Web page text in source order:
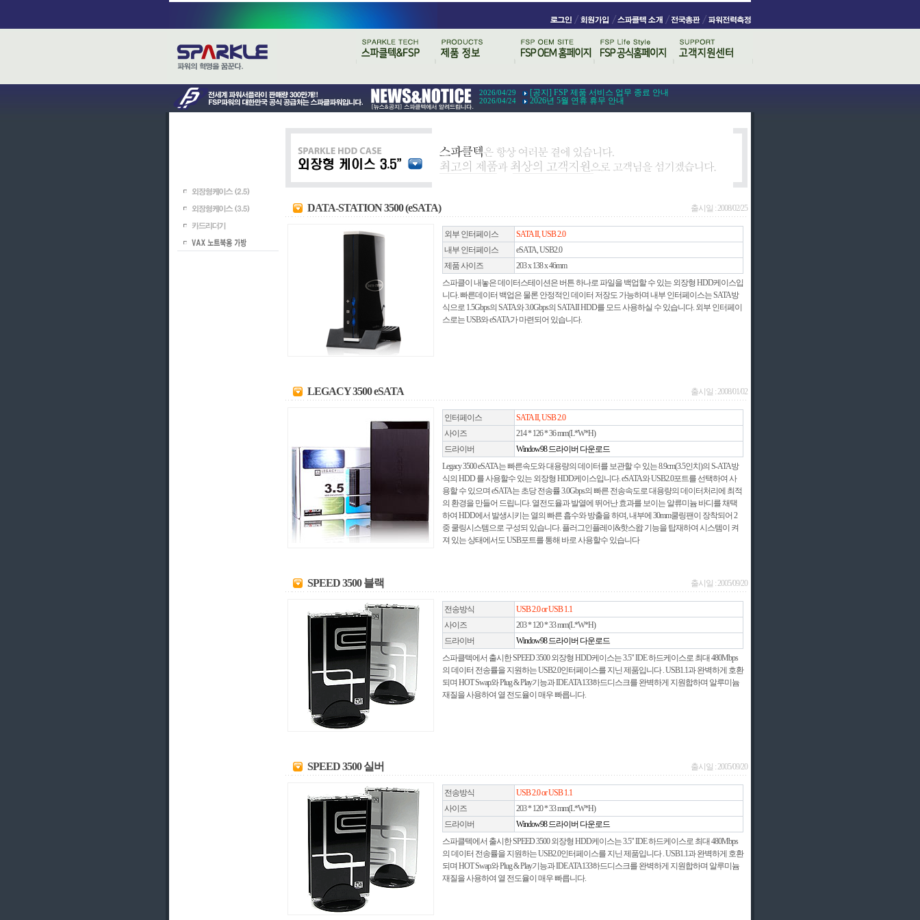
2026/04/29 [공지] FSP 제품 서비스 업무 종료 안내
2026/04/24 2026년 5월 연휴 휴무 안내
DATA-STATION 3500 (eSATA) 출시일 : 2008/02/25
외부 인터페이스
SATA II, USB 2.0
내부 인터페이스
eSATA, USB2.0
제품 사이즈
203 x 138 x 46mm
스파클이 내놓은 데이터스테이션은 버튼 하나로 파일을 백업할 수 있는 외장형 HDD케이스입
니다. 빠른데이터 백업은 물론 안정적인 데이터 저장도 가능하며 내부 인터페이스는 SATA방
식으로 1.5Gbps의 SATA와 3.0Gbps의 SATAII HDD를 모드 사용하실 수 있습니다. 외부 인터페이
스로는 USB와 eSATA가 마련되어 있습니다.
LEGACY 3500 eSATA 출시일 : 2008/01/02
인터페이스
SATA II, USB 2.0
사이즈
214 * 126 * 36 mm(L*W*H)
드라이버
Window98 드라이버 다운로드
Legacy 3500 eSATA는 빠른속도와 대용량의 데이터를 보관할 수 있는 8.9cm(3.5인치)의 S-ATA방
식의 HDD 를 사용할수 있는 외장형 HDD케이스입니다. eSATA와 USB2.0포트를 선택하여 사
용할 수 있으며 eSATA는 초당 전송률 3.0Gbps의 빠른 전송속도로 대용량의 데이터처리에 최적
의 환경을 만들어 드립니다. 열전도율과 발열에 뛰어난 효과를 보이는 알류미늄 바디를 채택
하여 HDD에서 발생시키는 열의 빠른 흡수와 방출을 하며, 내부에 30mm쿨링팬이 장착되어 2
중 쿨링시스템으로 구성되 있습니다. 플러그인플레이&핫스왑 기능을 탑재하여 시스템이 켜
져 있는 상태에서도 USB포트를 통해 바로 사용할수 있습니다
SPEED 3500 블랙 출시일 : 2005/09/20
전송방식
USB 2.0 or USB 1.1
사이즈
203 * 120 * 33 mm(L*W*H)
드라이버
Window98 드라이버 다운로드
스파클텍에서 출시한 SPEED 3500 외장형 HDD케이스는 3.5" IDE 하드케이스로 최대 480Mbps
의 데이터 전송률을 지원하는 USB2.0인터페이스를 지닌 제품입니다 . USB1.1과 완벽하게 호환
되며 HOT Swap와 Plug & Play기능과 IDE ATA133하드디스크를 완벽하게 지원합하며 알루미늄
재질을 사용하여 열 전도율이 매우 빠릅니다.
SPEED 3500 실버 출시일 : 2005/09/20
전송방식
USB 2.0 or USB 1.1
사이즈
203 * 120 * 33 mm(L*W*H)
드라이버
Window98 드라이버 다운로드
스파클텍에서 출시한 SPEED 3500 외장형 HDD케이스는 3.5" IDE 하드케이스로 최대 480Mbps
의 데이터 전송률을 지원하는 USB2.0인터페이스를 지닌 제품입니다 . USB1.1과 완벽하게 호환
되며 HOT Swap와 Plug & Play기능과 IDE ATA133하드디스크를 완벽하게 지원합하며 알루미늄
재질을 사용하여 열 전도율이 매우 빠릅니다.